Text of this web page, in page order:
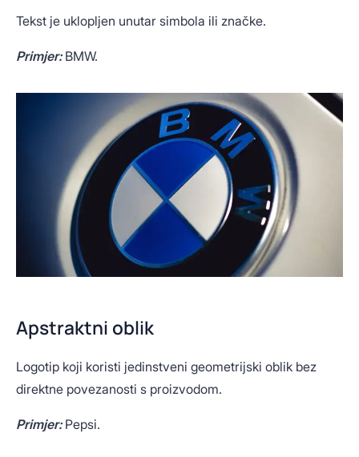
Tekst je uklopljen unutar simbola ili značke.
Primjer:BMW.
Apstraktni oblik
Logotip koji koristi jedinstveni geometrijski oblik bez
direktne povezanosti s proizvodom.
Primjer:Pepsi.